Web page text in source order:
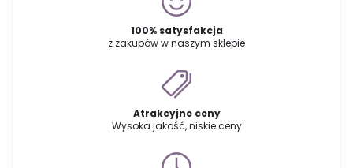
100% satysfakcja
z zakupów w naszym sklepie
Atrakcyjne ceny
Wysoka jakość, niskie ceny